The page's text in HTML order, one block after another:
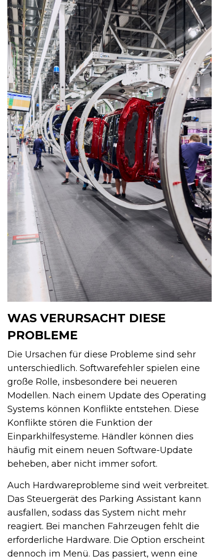
WAS VERURSACHT DIESE
PROBLEME
Die Ursachen für diese Probleme sind sehr
unterschiedlich. Softwarefehler spielen eine
große Rolle, insbesondere bei neueren
Modellen. Nach einem Update des Operating
Systems können Konflikte entstehen. Diese
Konflikte stören die Funktion der
Einparkhilfesysteme. Händler können dies
häufig mit einem neuen Software-Update
beheben, aber nicht immer sofort.
Auch Hardwareprobleme sind weit verbreitet.
Das Steuergerät des Parking Assistant kann
ausfallen, sodass das System nicht mehr
reagiert. Bei manchen Fahrzeugen fehlt die
erforderliche Hardware. Die Option erscheint
dennoch im Menü. Das passiert, wenn eine